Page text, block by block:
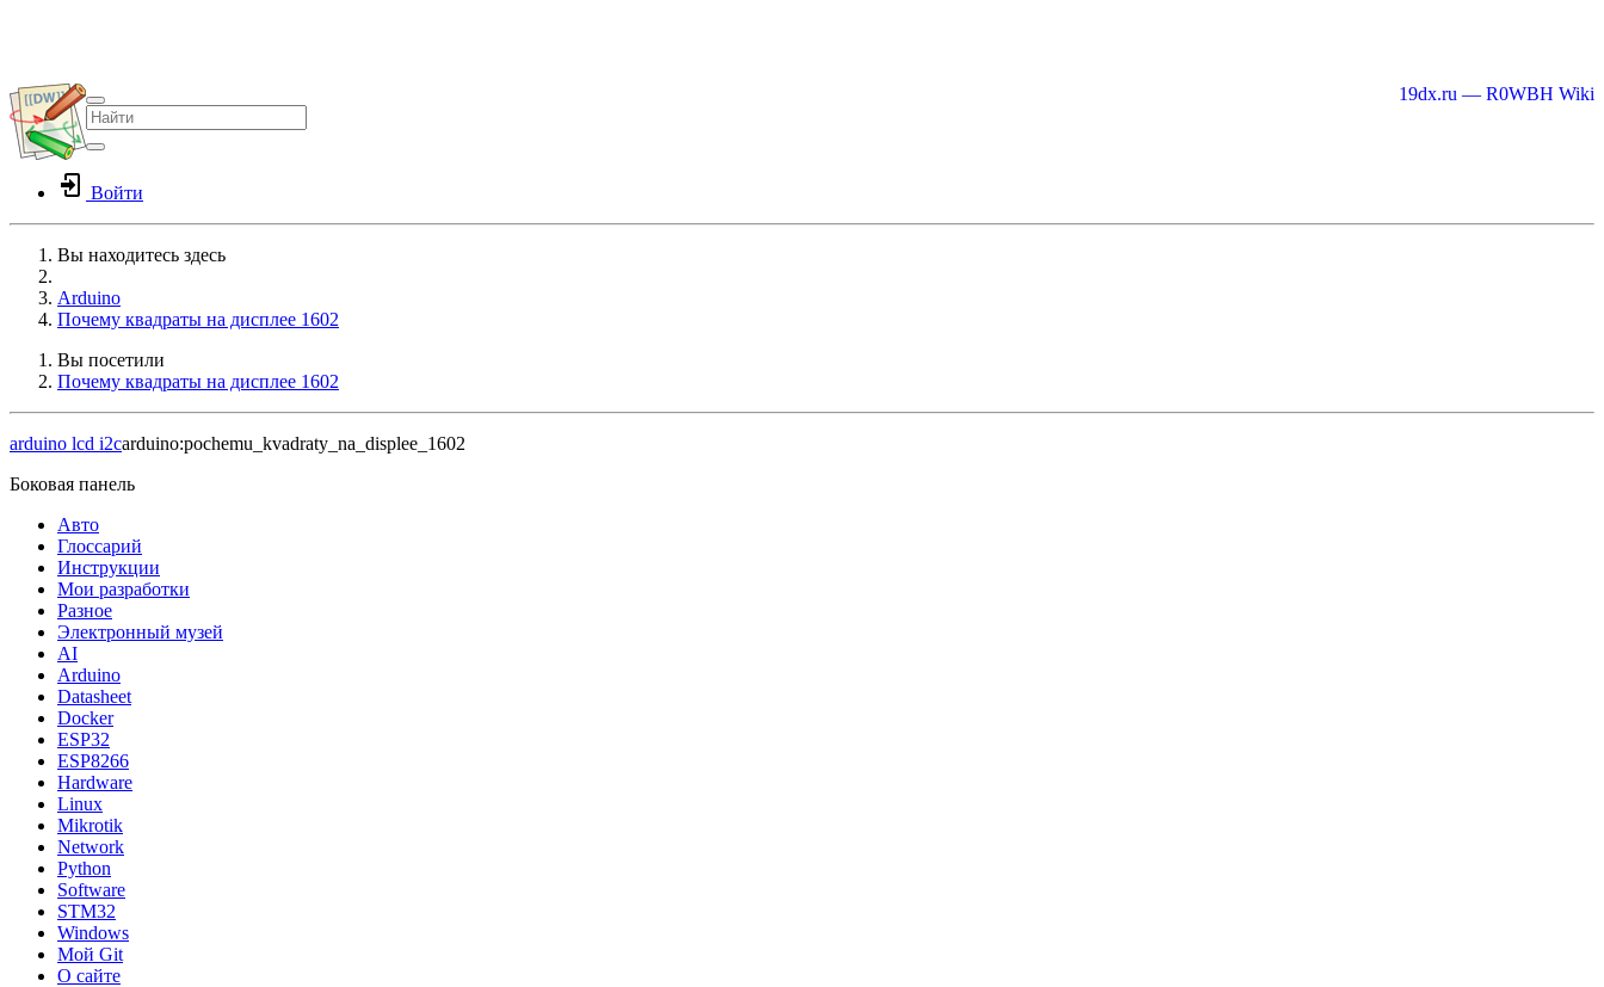
19dx.ru — R0WBH Wiki
Войти
Вы находитесь здесь
Arduino
Почему квадраты на дисплее 1602
Вы посетили
Почему квадраты на дисплее 1602
arduino lcd i2carduino:pochemu_kvadraty_na_displee_1602
Боковая панель
Авто
Глоссарий
Инструкции
Мои разработки
Разное
Электронный музей
AI
Arduino
Datasheet
Docker
ESP32
ESP8266
Hardware
Linux
Mikrotik
Network
Python
Software
STM32
Windows
Мой Git
О сайте